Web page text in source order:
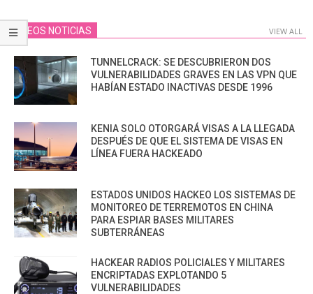
VIDEOS NOTICIAS VIEW ALL
TUNNELCRACK: SE DESCUBRIERON DOS
VULNERABILIDADES GRAVES EN LAS VPN QUE
HABÍAN ESTADO INACTIVAS DESDE 1996
KENIA SOLO OTORGARÁ VISAS A LA LLEGADA
DESPUÉS DE QUE EL SISTEMA DE VISAS EN
LÍNEA FUERA HACKEADO
ESTADOS UNIDOS HACKEO LOS SISTEMAS DE
MONITOREO DE TERREMOTOS EN CHINA
PARA ESPIAR BASES MILITARES
SUBTERRÁNEAS
HACKEAR RADIOS POLICIALES Y MILITARES
ENCRIPTADAS EXPLOTANDO 5
VULNERABILIDADES